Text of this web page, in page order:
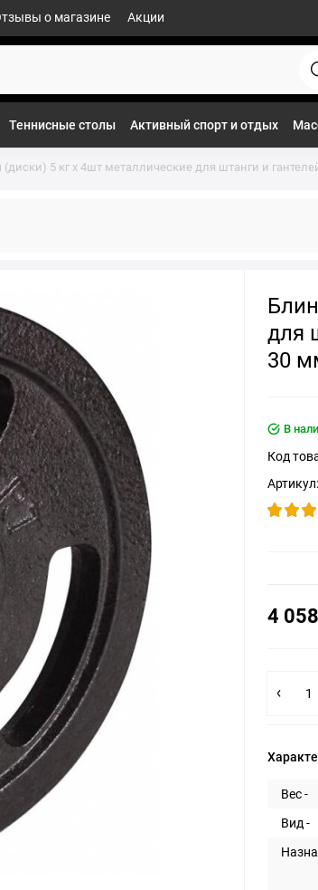
о магазине Акции
Теннисные столы Активный спорт и отдых
5 кг x 4шт металлические для штанги и
для
30
В
Код
Артикул:
4
Вес -
Вид -